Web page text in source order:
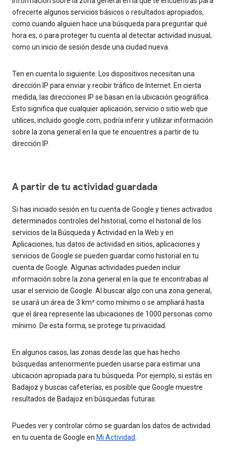
ofrecerte algunos servicios básicos o resultados apropiados,
como cuando alguien hace una búsqueda para preguntar qué
hora es, o para proteger tu cuenta al detectar actividad inusual,
como un inicio de sesión desde una ciudad nueva.
Ten en cuenta lo siguiente: Los dispositivos necesitan una
dirección IP para enviar y recibir tráfico de Internet. En cierta
medida, las direcciones IP se basan en la ubicación geográfica.
Esto significa que cualquier aplicación, servicio o sitio web que
utilices, incluido google.com, podría inferir y utilizar información
sobre la zona general en la que te encuentres a partir de tu
dirección IP.
A partir de tu actividad guardada
Si has iniciado sesión en tu cuenta de Google y tienes activados
determinados controles del historial, como el historial de los
servicios de la Búsqueda y Actividad en la Web y en
Aplicaciones, tus datos de actividad en sitios, aplicaciones y
servicios de Google se pueden guardar como historial en tu
cuenta de Google. Algunas actividades pueden incluir
información sobre la zona general en la que te encontrabas al
usar el servicio de Google. Al buscar algo con una zona general,
se usará un área de 3 km² como mínimo o se ampliará hasta
que el área represente las ubicaciones de 1000 personas como
mínimo. De esta forma, se protege tu privacidad.
En algunos casos, las zonas desde las que has hecho
búsquedas anteriormente pueden usarse para estimar una
ubicación apropiada para tu búsqueda. Por ejemplo, si estás en
Badajoz y buscas cafeterías, es posible que Google muestre
resultados de Badajoz en búsquedas futuras.
Puedes ver y controlar cómo se guardan los datos de actividad
en tu cuenta de Google en Mi Actividad